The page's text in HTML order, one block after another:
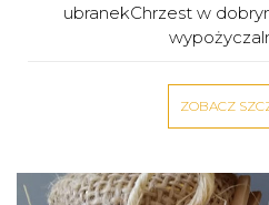
ubranekChrzest w
ZOBACZ